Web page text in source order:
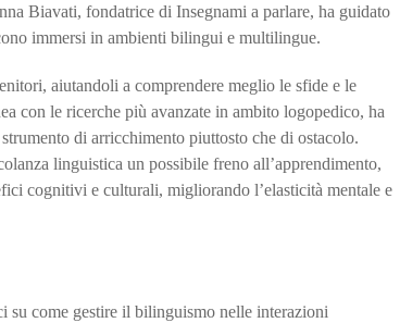
Biavati, fondatrice di Insegnami a parlare, ha guidato
immersi in ambienti bilingui e multilingue.
aiutandoli a comprendere meglio le sfide e le
con le ricerche più avanzate in ambito logopedico, ha
di arricchimento piuttosto che di ostacolo.
linguistica un possibile freno all’apprendimento,
cognitivi e culturali, migliorando l’elasticità mentale e
su come gestire il bilinguismo nelle interazioni